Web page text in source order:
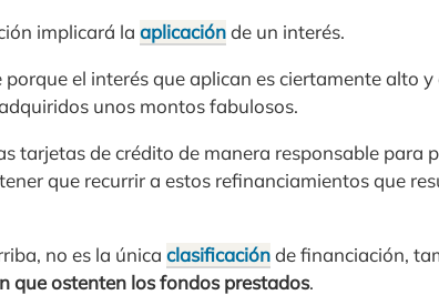
implicará la aplicaciónde un interés.
el interés que aplican es ciertamente alto y
unos montos fabulosos.
tarjetas de crédito de manera responsable para
que recurrir a estos refinanciamientos que
no es la única clasificaciónde financiación,
que ostenten los fondos prestados.